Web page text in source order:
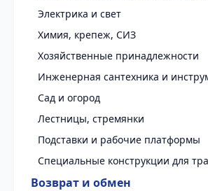
Электрика и свет
Химия, крепеж, СИЗ
Хозяйственные принадлежности
Инженерная сантехника и
Сад и огород
Лестницы, стремянки
Подставки и рабочие платформы
Специальные конструкции для
Возврат и обмен